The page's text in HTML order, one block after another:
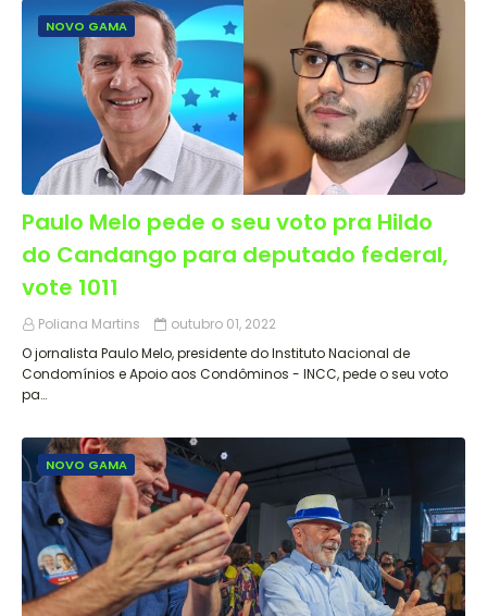
NOVO GAMA
Paulo Melo pede o seu voto pra Hildo
do Candango para deputado federal,
vote 1011
Poliana Martins
outubro 01, 2022
O jornalista Paulo Melo, presidente do Instituto Nacional de
Condomínios e Apoio aos Condôminos - INCC, pede o seu voto
pa…
NOVO GAMA